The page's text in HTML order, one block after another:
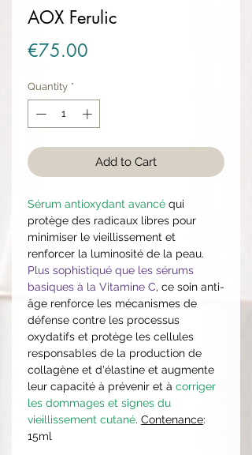
AOX Ferulic
€75.00
Quantity *
Add to Cart
Sérum antioxydant avancé qui
protège des radicaux libres pour
minimiser le vieillissement et
renforcer la luminosité de la peau.
Plus sophistiqué que les sérums
basiques à la Vitamine C, ce soin anti-
âge renforce les mécanismes de
défense contre les processus
oxydatifs et protège les cellules
responsables de la production de
collagène et d'élastine et augmente
leur capacité à prévenir et à corriger
les dommages et signes du
vieillissement cutané. Contenance:
15ml